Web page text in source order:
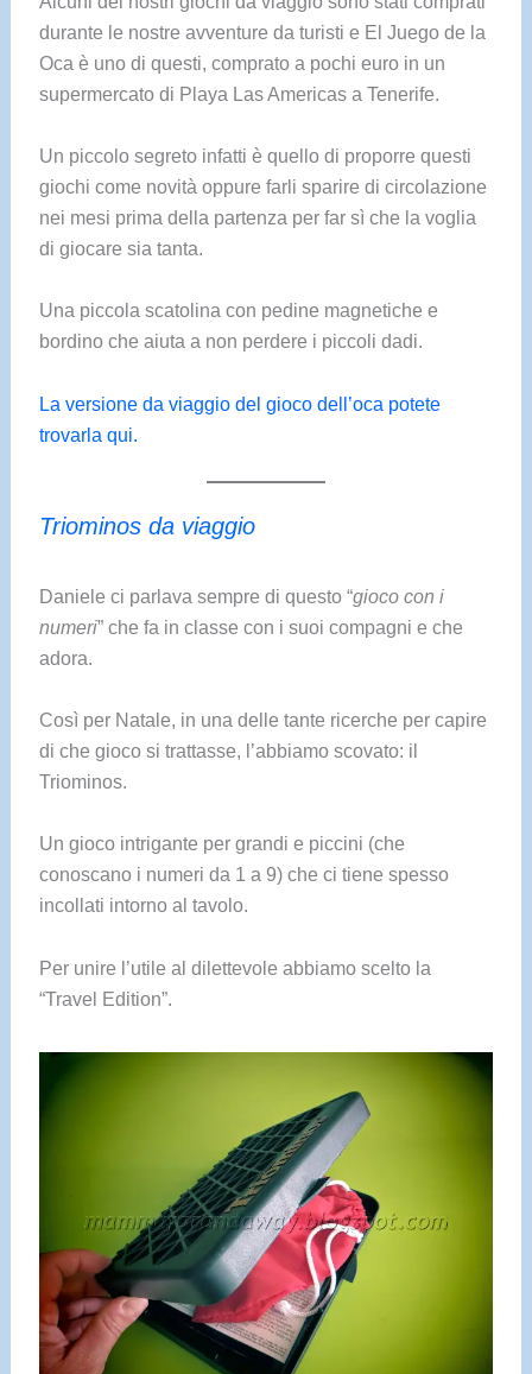
durante le nostre avventure da turisti e El Juego de la
Oca è uno di questi, comprato a pochi euro in un
supermercato di Playa Las Americas a Tenerife.
Un piccolo segreto infatti è quello di proporre questi
giochi come novità oppure farli sparire di circolazione
nei mesi prima della partenza per far sì che la voglia
di giocare sia tanta.
Una piccola scatolina con pedine magnetiche e
bordino che aiuta a non perdere i piccoli dadi.
La versione da viaggio del gioco dell’oca potete
trovarla qui.
Triominos da viaggio
Daniele ci parlava sempre di questo “gioco con i
numeri” che fa in classe con i suoi compagni e che
adora.
Così per Natale, in una delle tante ricerche per capire
di che gioco si trattasse, l’abbiamo scovato: il
Triominos.
Un gioco intrigante per grandi e piccini (che
conoscano i numeri da 1 a 9) che ci tiene spesso
incollati intorno al tavolo.
Per unire l’utile al dilettevole abbiamo scelto la
“Travel Edition”.